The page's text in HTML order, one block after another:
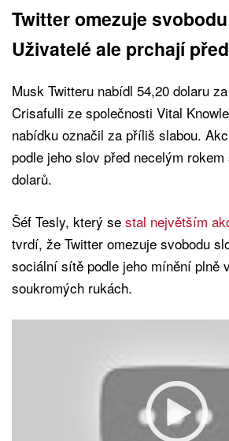
Twitter omezuje
Uživatelé ale prchají
Musk Twitteru nabídl 54,20 dolaru
Crisafulli ze společnosti Vital
nabídku označil za příliš slabou.
podle jeho slov před necelým
dolarů.
Šéf Tesly, který se stal největším
tvrdí, že Twitter omezuje svobodu
sociální sítě podle jeho mínění plně
soukromých rukách.